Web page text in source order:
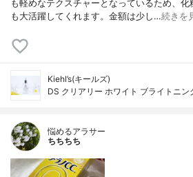
も軽めなテクスチャーとなっているため、
も大活躍してくれます。金額は少し…続きを
Kiehl’s(キールズ)
DS クリアリー ホワイト ブライトニン
悩めるアラサー
ちちちち